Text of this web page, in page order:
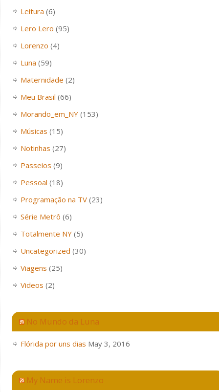
Leitura (6)
Lero Lero (95)
Lorenzo (4)
Luna (59)
Maternidade (2)
Meu Brasil (66)
Morando_em_NY(153)
Músicas (15)
Notinhas (27)
Passeios (9)
Pessoal (18)
Programação na TV(23)
Série Metrô (6)
Totalmente NY(5)
Uncategorized (30)
Viagens (25)
Videos (2)
No Mundo da Luna
Flórida por uns dias May 3, 2016
My Name is Lorenzo